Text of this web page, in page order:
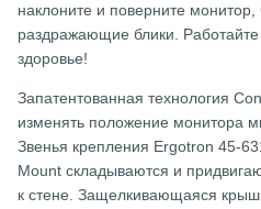
наклоните и поверните монитор,
раздражающие блики.
здоровье!
Запатентованная технология
изменять положение монитора
Звенья крепления Ergotron 45-
Mount складываются и
к стене. Защелкивающаяся